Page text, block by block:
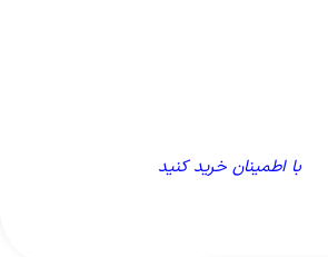
با اطمینان خرید کنید